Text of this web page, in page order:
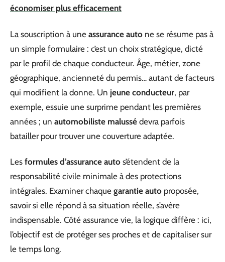
économiser plus efficacement
La souscription à une assurance auto ne se résume pas à
un simple formulaire : c’est un choix stratégique, dicté
par le profil de chaque conducteur. Âge, métier, zone
géographique, ancienneté du permis… autant de facteurs
qui modifient la donne. Un jeune conducteur, par
exemple, essuie une surprime pendant les premières
années ; un automobiliste malussé devra parfois
batailler pour trouver une couverture adaptée.
Les formules d’assurance auto s’étendent de la
responsabilité civile minimale à des protections
intégrales. Examiner chaque garantie auto proposée,
savoir si elle répond à sa situation réelle, s’avère
indispensable. Côté assurance vie, la logique diffère : ici,
l’objectif est de protéger ses proches et de capitaliser sur
le temps long.